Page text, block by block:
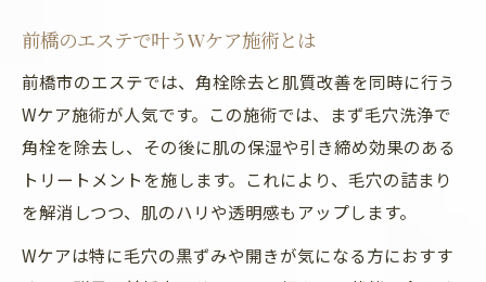
前橋のエステで叶うWケア施術とは
前橋市のエステでは、角栓除去と肌質改善を同時に行う
Wケア施術が人気です。この施術では、まず毛穴洗浄で
角栓を除去し、その後に肌の保湿や引き締め効果のある
トリートメントを施します。これにより、毛穴の詰まり
を解消しつつ、肌のハリや透明感もアップします。
Wケアは特に毛穴の黒ずみや開きが気になる方におすす